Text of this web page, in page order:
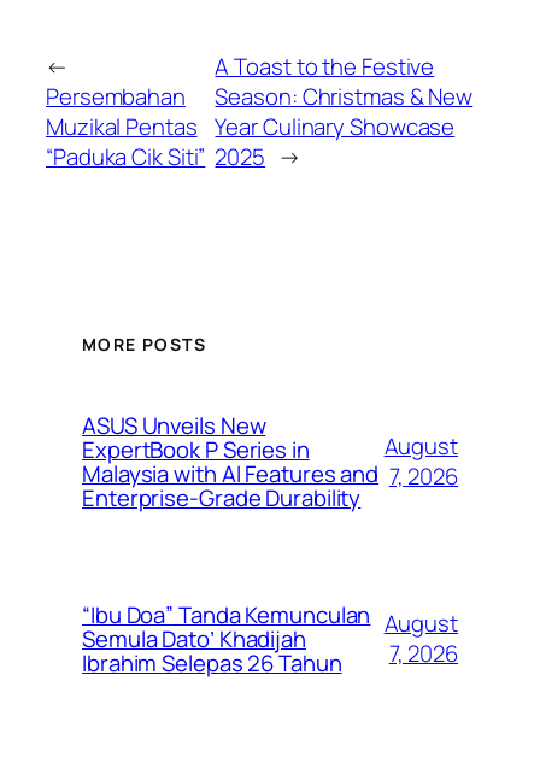
←
Persembahan
Muzikal Pentas
“Paduka Cik Siti”
A Toast to the Festive
Season: Christmas & New
Year Culinary Showcase
2025 →
MORE POSTS
ASUS Unveils New
ExpertBook P Series in
Malaysia with AI Features and
Enterprise-Grade Durability
August
7, 2026
“Ibu Doa” Tanda Kemunculan
Semula Dato’ Khadijah
Ibrahim Selepas 26 Tahun
August
7, 2026